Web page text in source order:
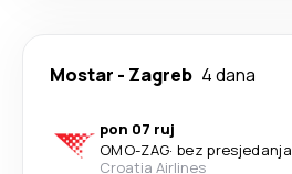
Mostar - Zagreb 4 dana
pon 07 ruj
OMO-ZAG· bez presjedanja
Croatia Airlines